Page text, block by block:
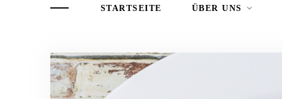
STARTSEITE ÜBER UNS